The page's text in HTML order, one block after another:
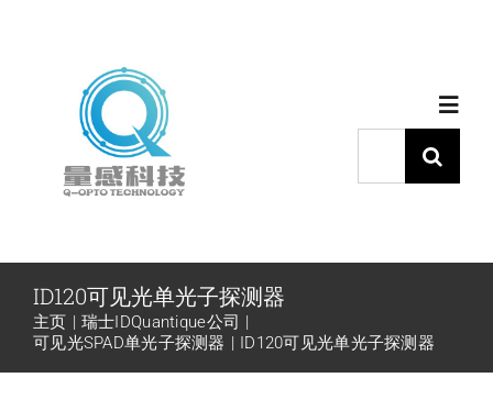
产品中心
代理品牌
索：
ID120可见光单光子探测器
主页
瑞士IDQuantique公司
可见光SPAD单光子探测器
ID120可见光单光子探测器